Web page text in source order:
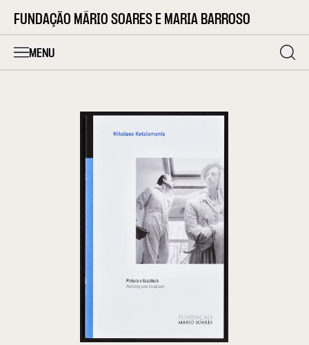
FUNDAÇÃO MÁRIO SOARES E MARIA BARROSO
MENU